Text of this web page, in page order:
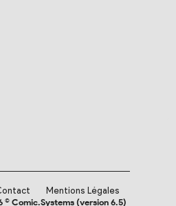
Mentions Légales
© Comic.Systems (version 6.5)